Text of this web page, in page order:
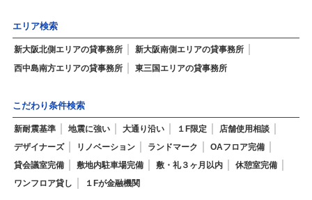
エリア検索
新大阪北側エリアの貸事務所
新大阪南側エリアの貸事務所
西中島南方エリアの貸事務所
東三国エリアの貸事務所
こだわり条件検索
新耐震基準 地震に強い 大通り沿い １F限定
店舗使用相談
デザイナーズ
リノベーション ランドマーク
OAフロア完備
貸会議室完備
敷地内駐車場完備 敷・礼３ヶ月以内
休憩室完備
ワンフロア貸し
１Fが金融機関